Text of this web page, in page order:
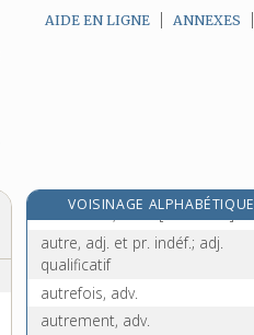
AIDE EN LIGNE ANNEXES
VOISINAGE ALPHABÉTIQUE
autourserie, n. f.[6 édition]
autoursier, n. m. [6 e édition]
autre, adj. et pr. indéf.; adj.
qualificatif
autrefois, adv.
autrement, adv.